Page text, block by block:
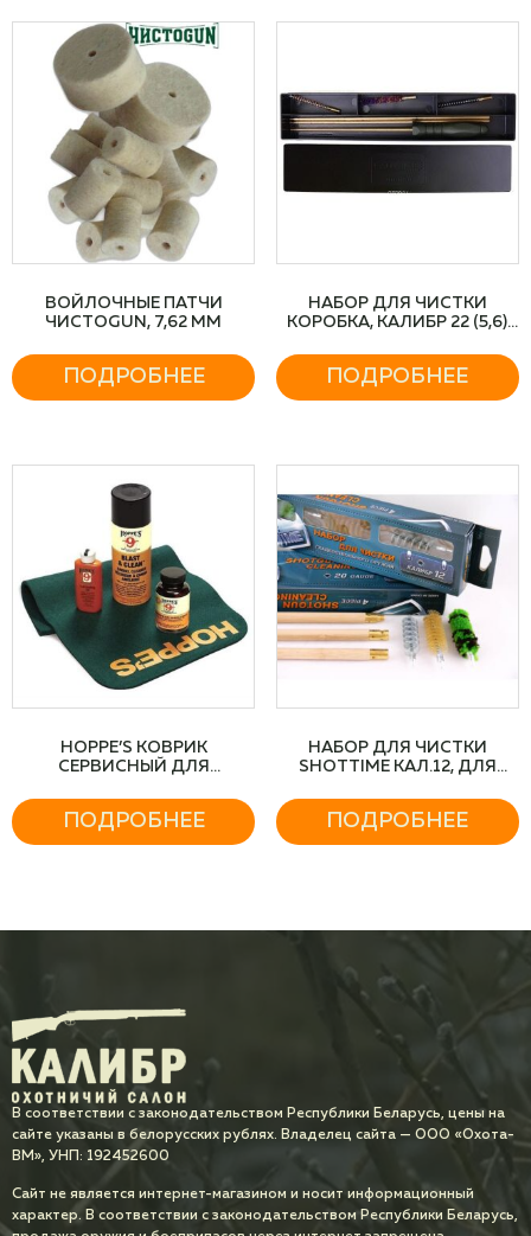
ВОЙЛОЧНЫЕ ПАТЧИ
ЧИСТОGUN, 7,62 MM
ПОДРОБНЕЕ
НАБОР ДЛЯ ЧИСТКИ
КОРОБКА, КАЛИБР 22 (5,6)
ПОДРОБНЕЕ
HOPPE’S КОВРИК
СЕРВИСНЫЙ ДЛЯ
ОРУЖИЯ,АКРИЛ,
ВПИТЫВАЮЩИЙ, 30Х91СМ.,
ЦВЕТ — ЗЕЛЕНЫЙ
ПОДРОБНЕЕ
НАБОР ДЛЯ ЧИСТКИ
SHOTTIME КАЛ.12, ДЛЯ
ДЕРЕВЯННЫЙ ШОМПОЛ
ПОДРОБНЕЕ
В соответствии с законодательством Республики Беларусь, цены на
сайте указаны в белорусских рублях. Владелец сайта — ООО «Охота-
ВМ», УНП: 192452600
Сайт не является интернет-магазином и носит информационный
характер. В соответствии с законодательством Республики Беларусь,